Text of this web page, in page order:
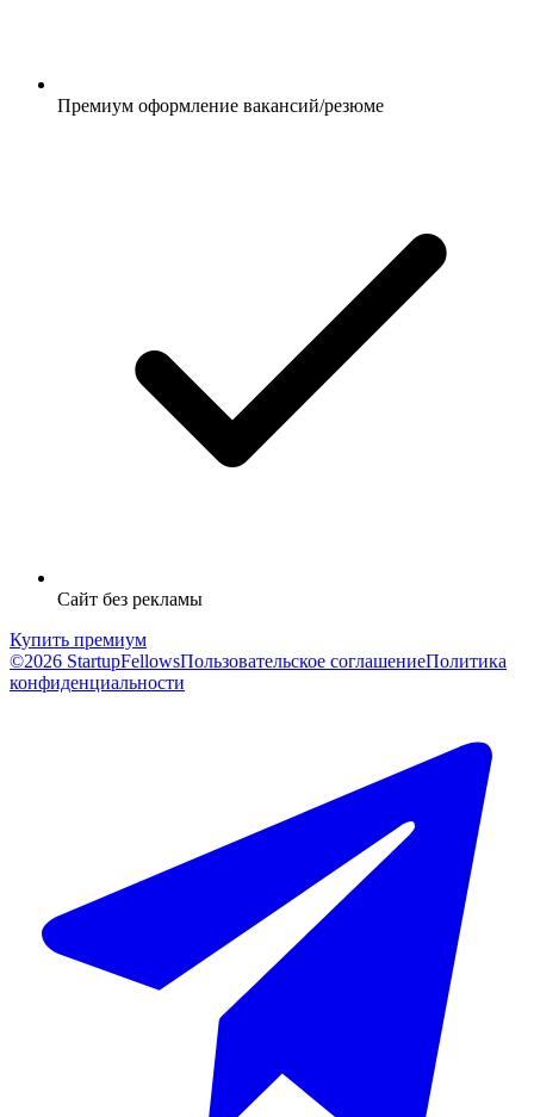
Премиум оформление вакансий/резюме
Сайт без рекламы
Купить премиум
©2026 StartupFellowsПользовательское соглашениеПолитика
конфиденциальности